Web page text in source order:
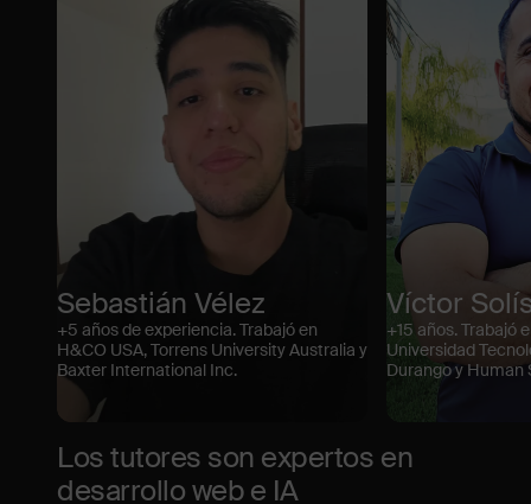
Los tutores son expertos en
desarrollo web e IA
Sebastián Vélez
+5 años de experiencia. Trabajó en
H&CO USA, Torrens University Australia y
Baxter International Inc.
Víctor
+15 años. Trabajó
Universidad
Durango y Human